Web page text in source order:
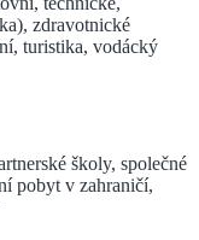
zdravotnické
turistika, vodácký
školy, společné
pobyt v zahraničí,